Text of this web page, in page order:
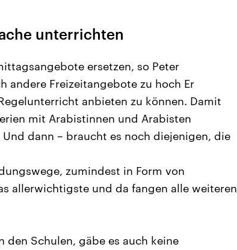
unterrichten
ersetzen, so Peter
andere Freizeitangebote zu hoch Er
anbieten zu können. Damit
mit Arabistinnen und Arabisten
dann – braucht es noch diejenigen, die
zumindest in Form von
allerwichtigste und da fangen alle weiteren
den Schulen, gäbe es auch keine